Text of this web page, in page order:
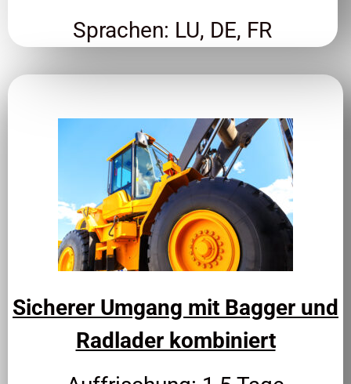
Sprachen: LU, DE, FR
Sicherer Umgang mit Bagger und
Radlader kombiniert